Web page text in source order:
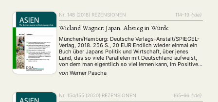
Nr. 148 (2018) REZENSIONEN 114–19 {:de}
Wieland Wagner: Japan. Abstieg in Würde
München/Hamburg: Deutsche Verlags-Anstalt/SPIEGEL-
Verlag, 2018. 256 S., 20 EUR Endlich wieder einmal ein
Buch über Japans Politik und Wirtschaft, über jenes
Land, das so viele Parallelen mit Deutschland aufweist,
von dem man eigentlich so viel lernen kann, im Positiven
wie im Negativen. So ist es kaum verwunderlich, dass
Wieland Wagners Arbeit auf der Amazon-Verkaufsliste zur
von Werner Pascha
Nr. 154/155 (2020) REZENSIONEN 165–66 {:de}